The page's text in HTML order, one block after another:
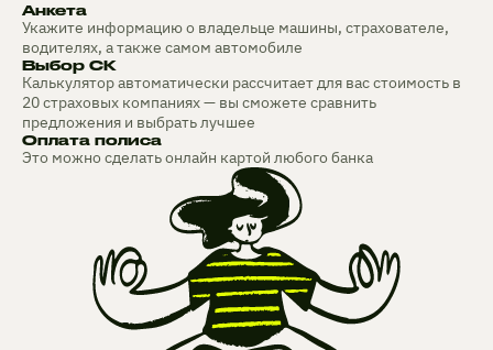
Анкета
Укажите информацию о владельце машины, страхователе,
водителях, а также самом автомобиле
Выбор СК
Калькулятор автоматически рассчитает для вас стоимость в
20 страховых компаниях — вы сможете сравнить
предложения и выбрать лучшее
Оплата полиса
Это можно сделать онлайн картой любого банка